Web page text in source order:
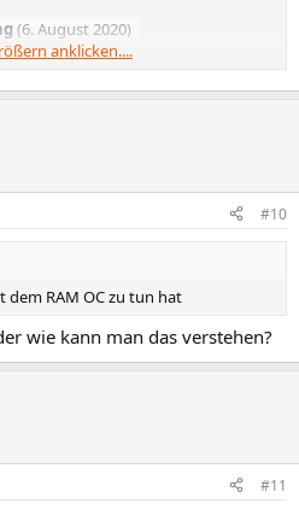
(6. August 2020)
ranked....kann also sein, dass es
eigentlich keine Probleme haben
mit Zen/Zen+ ist.
anklicken....
#10
dem RAM OC zu tun hat
wie kann man das verstehen?
#11